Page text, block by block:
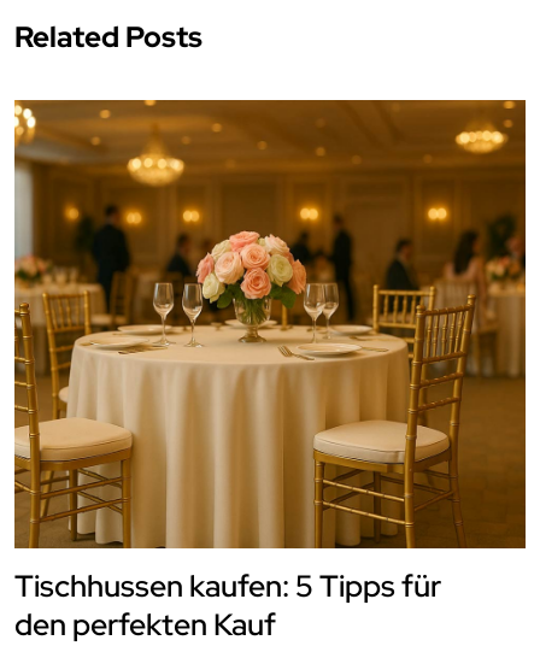
Related Posts
Tischhussen kaufen: 5 Tipps für
den perfekten Kauf